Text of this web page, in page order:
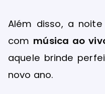
Além disso, a
com música ao
aquele brinde
novo ano.